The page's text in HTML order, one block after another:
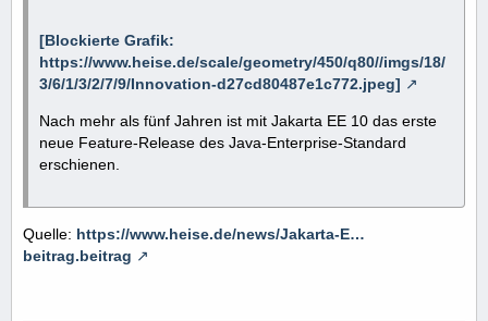
[Blockierte Grafik:
https://www.heise.de/scale/geometry/450/q80//imgs/18/
3/6/1/3/2/7/9/Innovation-d27cd80487e1c772.jpeg]
Nach mehr als fünf Jahren ist mit Jakarta EE 10 das erste
neue Feature-Release des Java-Enterprise-Standard
erschienen.
Quelle: https://www.heise.de/news/Jakarta-E…
beitrag.beitrag